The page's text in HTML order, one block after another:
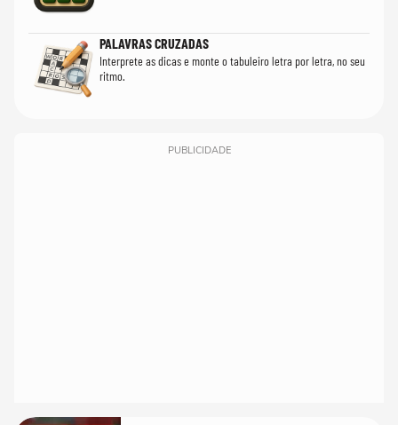
PALAVRAS CRUZADAS
Interprete as dicas e monte o tabuleiro letra por letra, no seu
ritmo.
PUBLICIDADE